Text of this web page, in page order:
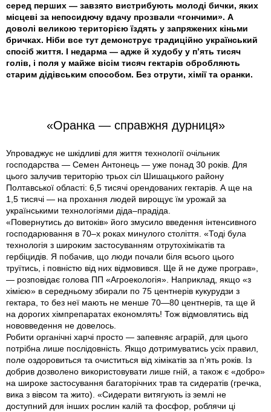
серед перших — завзято вистрибують молоді бички, яких
місцеві за непосидючу вдачу прозвали «гончими». А
доволі великою територією їздять у запряжених кіньми
бричках. Ніби все тут демонструє традиційно український
спосіб життя. І недарма — адже й худобу у п’ять тисяч
голів, і поля у майже вісім тисяч гектарів обробляють
старим дідівським способом. Без отрути, хімії та оранки.
«Оранка — справжня дурниця»
Упроваджує не шкідливі для життя технології очільник
господарства — Семен Антонець — уже понад 30 років. Для
цього залучив територію трьох сіл Шишацького району
Полтавської області: 6,5 тисячі орендованих гектарів. А ще на
1,5 тисячі — на прохання людей вирощує їм урожай за
українськими технологіями діда–прадіда.
«Повернутись до витоків» його змусило введення інтенсивного
господарювання в 70–х роках минулого століття. «Тоді була
технологія з широким застосуванням отрутохімікатів та
гербіцидів. Я побачив, що люди почали біля всього цього
труїтись, і повністю від них відмовився. Ще й не дуже програв»,
— розповідає голова ПП «Агроекологія». Наприклад, якщо «з
хімією» в середньому збирали по 75 центнерів кукурудзи з
гектара, то без неї мають не менше 70—80 центнерів, та ще й
на дорогих хімпрепаратах економлять! Тож відмовлятись від
нововведення не довелось.
Робити органічні харчі просто — запевняє аграрій, для цього
потрібна лише послідовність. Якщо дотримуватись усіх правил,
поле оздоровиться та очиститься від хімікатів за п’ять років. Із
добрив дозволено використовувати лише гній, а також є «добро»
на широке засто­сування багаторічних трав та сидератів (гречка,
вика з вівсом та жито). «Сидерати витягують із землі не
доступний для інших рослин калій та фосфор, роблячи ці